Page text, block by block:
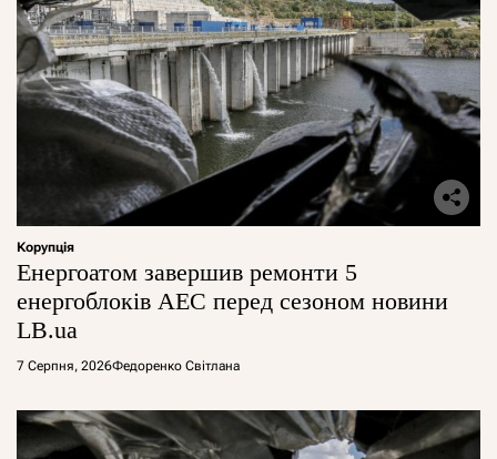
Корупція
Енергоатом завершив ремонти 5
енергоблоків АЕС перед сезоном новини
LB.ua
7 Серпня, 2026Федоренко Світлана